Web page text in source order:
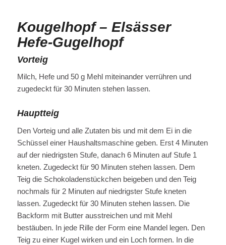
Kougelhopf – Elsässer
Hefe-Gugelhopf
Vorteig
Milch, Hefe und 50 g Mehl miteinander verrühren und
zugedeckt für 30 Minuten stehen lassen.
Hauptteig
Den Vorteig und alle Zutaten bis und mit dem Ei in die
Schüssel einer Haushaltsmaschine geben. Erst 4 Minuten
auf der niedrigsten Stufe, danach 6 Minuten auf Stufe 1
kneten. Zugedeckt für 90 Minuten stehen lassen. Dem
Teig die Schokoladenstückchen beigeben und den Teig
nochmals für 2 Minuten auf niedrigster Stufe kneten
lassen. Zugedeckt für 30 Minuten stehen lassen. Die
Backform mit Butter ausstreichen und mit Mehl
bestäuben. In jede Rille der Form eine Mandel legen. Den
Teig zu einer Kugel wirken und ein Loch formen. In die